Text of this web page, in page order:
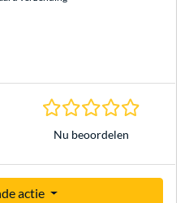
Nu beoordelen
actie